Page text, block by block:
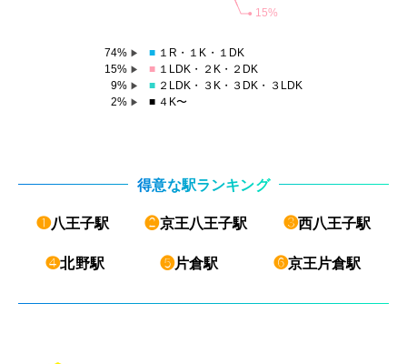
15%
74% ▶︎
15% ▶︎
9% ▶︎
2% ▶︎
■ １R・１K・１DK
■ １LDK・２K・２DK
■ ２LDK・３K・３DK・３LDK
■ ４K〜
得意な駅ランキング
❶八王子駅 ❷京王八王子駅 ❸西八王子駅
❹北野駅 ❺片倉駅 ❻京王片倉駅